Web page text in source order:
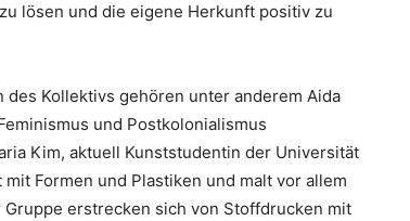
lösen und die eigene Herkunft positiv zu
Kollektivs gehören unter anderem Aida
und Postkolonialismus
Kim, aktuell Kunststudentin der Universität
Formen und Plastiken und malt vor allem
erstrecken sich von Stoffdrucken mit